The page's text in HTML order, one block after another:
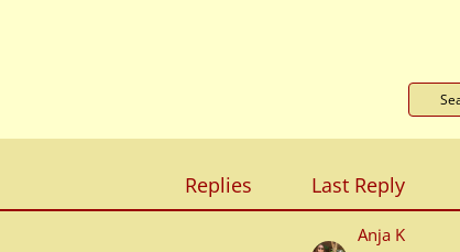
Replies Last Reply
Anja K